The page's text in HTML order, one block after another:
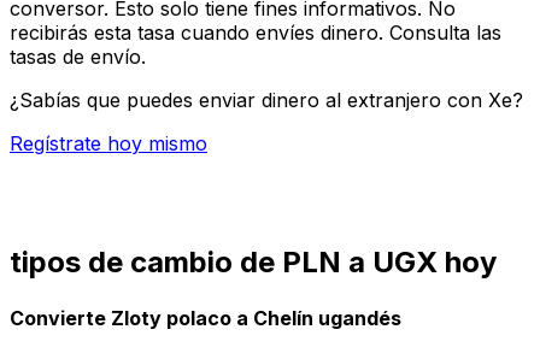
conversor. Esto solo tiene fines informativos. No
recibirás esta tasa cuando envíes dinero. Consulta las
tasas de envío.
¿Sabías que puedes enviar dinero al extranjero con Xe?
Regístrate hoy mismo
tipos de cambio de PLN a UGX hoy
Convierte Zloty polaco a Chelín ugandés